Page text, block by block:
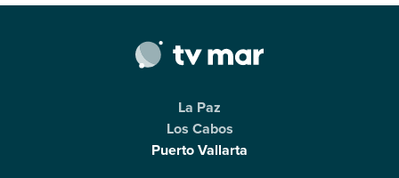
La Paz
Los Cabos
Puerto Vallarta